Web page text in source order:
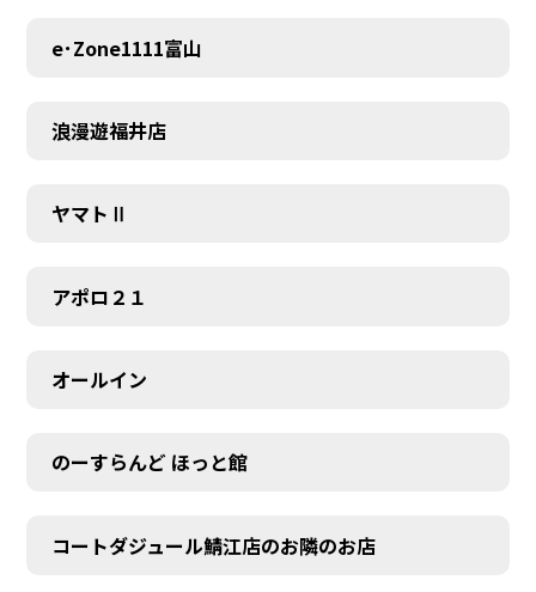
e･Zone1111富山
浪漫遊福井店
ヤマトⅡ
アポロ２１
オールイン
のーすらんど ほっと館
コートダジュール鯖江店のお隣のお店